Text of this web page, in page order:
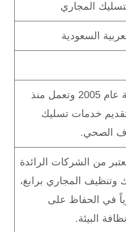
المجاري
السعودية
تأسست الشركة عام 2005 وتعمل منذ
خدمات تسليك
الصحي.
من الشركات الرائدة
المجاري برابغ،
في الحفاظ على
البيئة.